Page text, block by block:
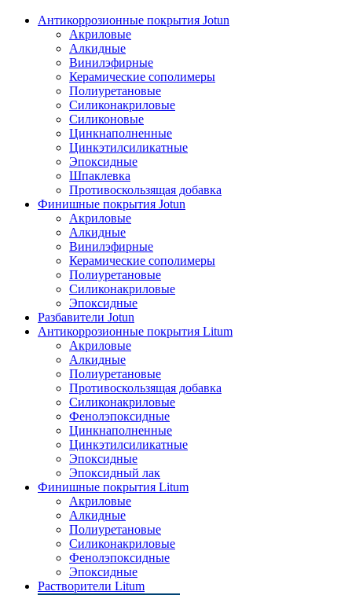
Антикоррозионные покрытия Jotun
Акриловые
Алкидные
Винилэфирные
Керамические сополимеры
Полиуретановые
Силиконакриловые
Силиконовые
Цинкнаполненные
Цинкэтилсиликатные
Эпоксидные
Шпаклевка
Противоскользящая добавка
Финишные покрытия Jotun
Акриловые
Алкидные
Винилэфирные
Керамические сополимеры
Полиуретановые
Силиконакриловые
Эпоксидные
Разбавители Jotun
Антикоррозионные покрытия Litum
Акриловые
Алкидные
Полиуретановые
Противоскользящая добавка
Силиконакриловые
Фенолэпоксидные
Цинкнаполненные
Цинкэтилсиликатные
Эпоксидные
Эпоксидный лак
Финишные покрытия Litum
Акриловые
Алкидные
Полиуретановые
Силиконакриловые
Фенолэпоксидные
Эпоксидные
Растворители Litum